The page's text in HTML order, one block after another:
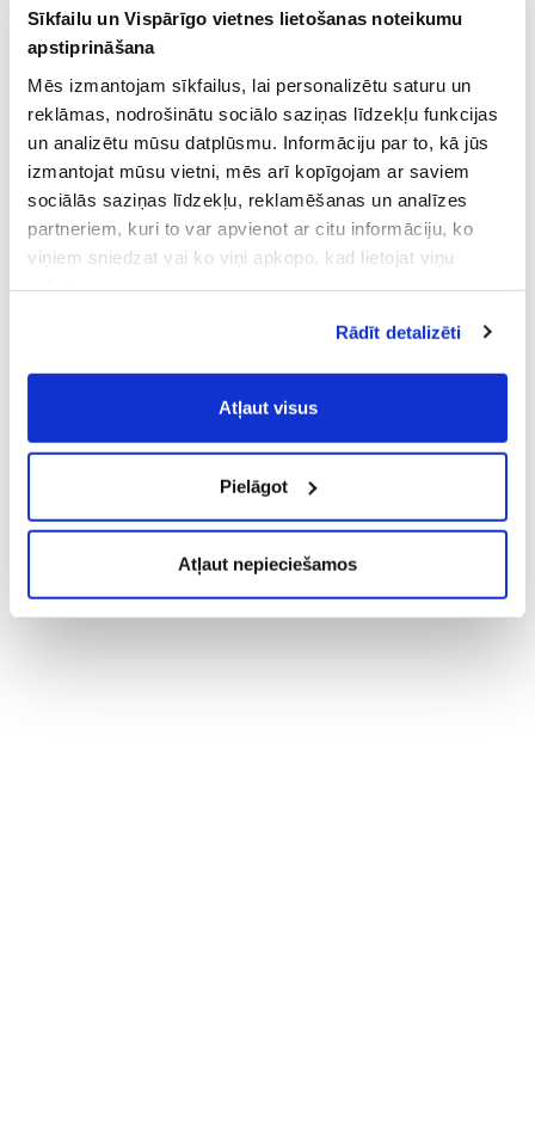
Sīkfailu un Vispārīgo vietnes lietošanas noteikumu
apstiprināšana
Mēs izmantojam sīkfailus, lai personalizētu saturu un
reklāmas, nodrošinātu sociālo saziņas līdzekļu funkcijas
un analizētu mūsu datplūsmu. Informāciju par to, kā jūs
izmantojat mūsu vietni, mēs arī kopīgojam ar saviem
sociālās saziņas līdzekļu, reklamēšanas un analīzes
partneriem, kuri to var apvienot ar citu informāciju, ko
viņiem sniedzat vai ko viņi apkopo, kad lietojat viņu
Vispārīgiem vietnes lietošanas
noteikumiem(saīsināti - VVLN).
Rādīt detalizēti
Atļaut visus
Pielāgot
Atļaut nepieciešamos